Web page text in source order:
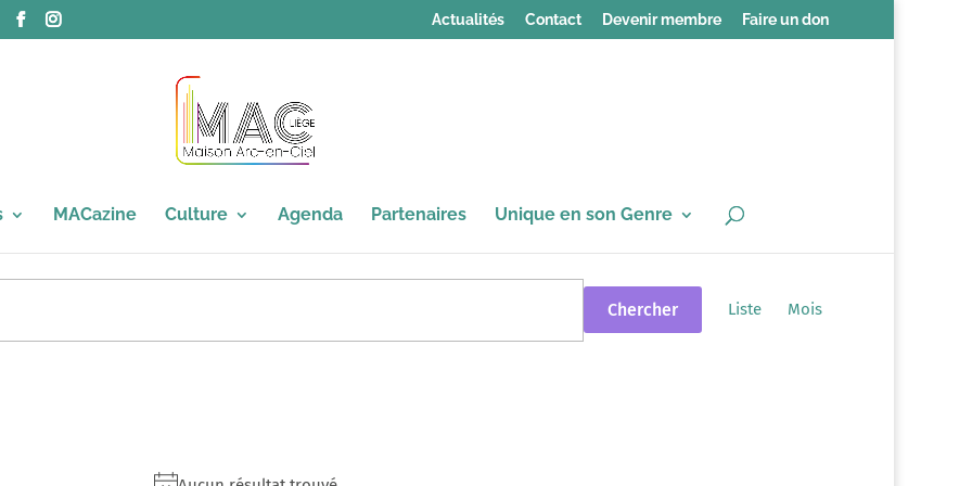
Actualités Contact Devenir membre Faire un don
MACazine Culture Agenda Partenaires Unique en son Genre
Chercher
de
Liste Mois